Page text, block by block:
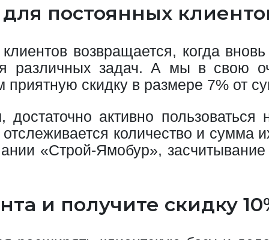
для постоянных
возвращается, когда вновь
различных задач. А мы в свою
скидку в размере 7% от
достаточно активно
количество и сумма
«Строй-Ямобур»,
и получите скидку